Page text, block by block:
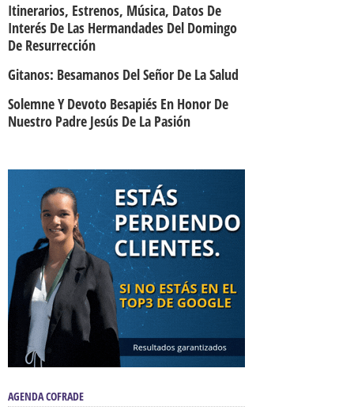
Itinerarios, Estrenos, Música, Datos De
Interés De Las Hermandades Del Domingo
De Resurrección
Gitanos: Besamanos Del Señor De La Salud
Solemne Y Devoto Besapiés En Honor De
Nuestro Padre Jesús De La Pasión
AGENDA COFRADE